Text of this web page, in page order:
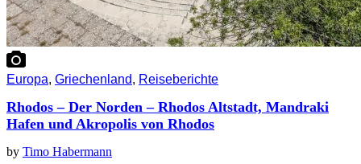
Europa, Griechenland, Reiseberichte
Rhodos – Der Norden – Rhodos Altstadt, Mandraki
Hafen und Akropolis von Rhodos
by Timo Habermann